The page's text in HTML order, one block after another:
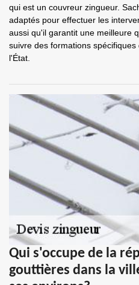
qui est un couvreur zingueur.
adaptés pour effectuer les
aussi qu'il garantit une meilleure
suivre des formations
l'État.
Qui s'occupe de la
gouttières dans la